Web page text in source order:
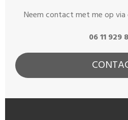
Neem contact met me op via
06 11 929